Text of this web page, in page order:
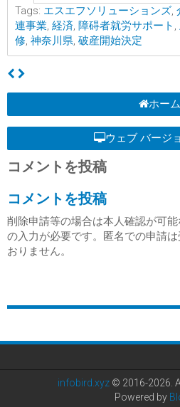
Tags: エスエフソリューションズ,
連事業, 経済, 障碍者就労サポート ,
修, 神奈川県, 破産開始決定
ホーム
ウェブ バージ
コメントを投稿
コメントを投稿
削除申請等の場合は本人確認が可
の入力が必要です。匿名での申請は
おりません。
infobird.xyz© 2016-2026.
Powered by